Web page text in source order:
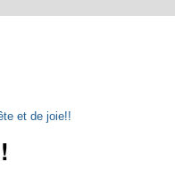
et de joie!!